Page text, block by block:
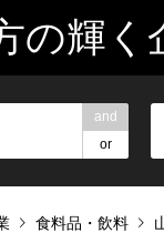
の輝く
and
or
食料品・飲料